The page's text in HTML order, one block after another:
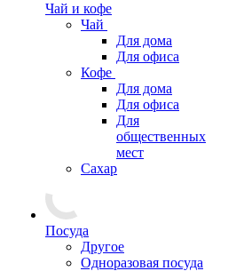
Чай и кофе
Чай
Для дома
Для офиса
Кофе
Для дома
Для офиса
Для
общественных
мест
Сахар
Посуда
Другое
Одноразовая посуда